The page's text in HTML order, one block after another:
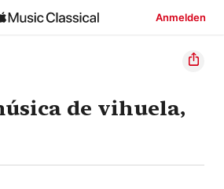
Anmelden
de vihuela,